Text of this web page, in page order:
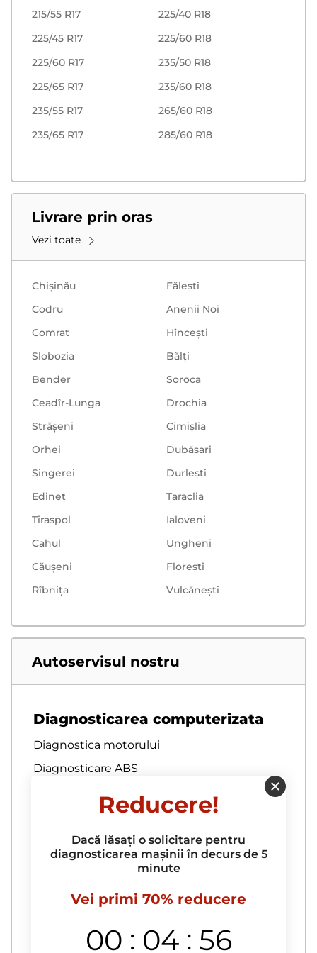
215/55 R17
225/45 R17
225/60 R17
225/65 R17
235/55 R17
235/65 R17
225/40 R18
225/60 R18
235/50 R18
235/60 R18
265/60 R18
285/60 R18
Livrare prin oras
Vezi toate
Chișinău
Făleşti
Codru
Anenii Noi
Comrat
Hînceşti
Slobozia
Bălţi
Bender
Soroca
Ceadîr-Lunga
Drochia
Strășeni
Cimișlia
Orhei
Dubăsari
Singerei
Durlești
Edineț
Taraclia
Tiraspol
Ialoveni
Cahul
Ungheni
Căușeni
Floreşti
Rîbnița
Vulcăneşti
Autoservisul nostru
Diagnosticarea computerizata
Diagnostica motorului
Diagnosticare ABS
Diagnosticare auto
Diagnosticare baterie auto
Diagnosticare bratari
Diagnosticare complexa
Diagnosticare computerizata a
autoturismului la domiciliu
Reducere!
Dacă lăsați o solicitare pentru
diagnosticarea mașinii în decurs de 5
minute
Vei primi 70% reducere
00 : 04 : 55